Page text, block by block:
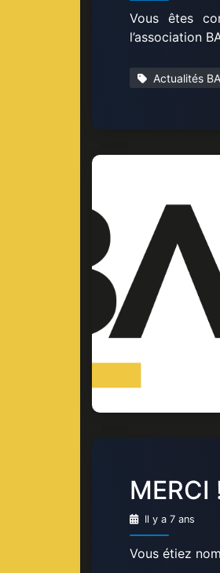
Vous êtes
l’association
Actualités
MERCI
Il y a 7 ans
Vous étiez